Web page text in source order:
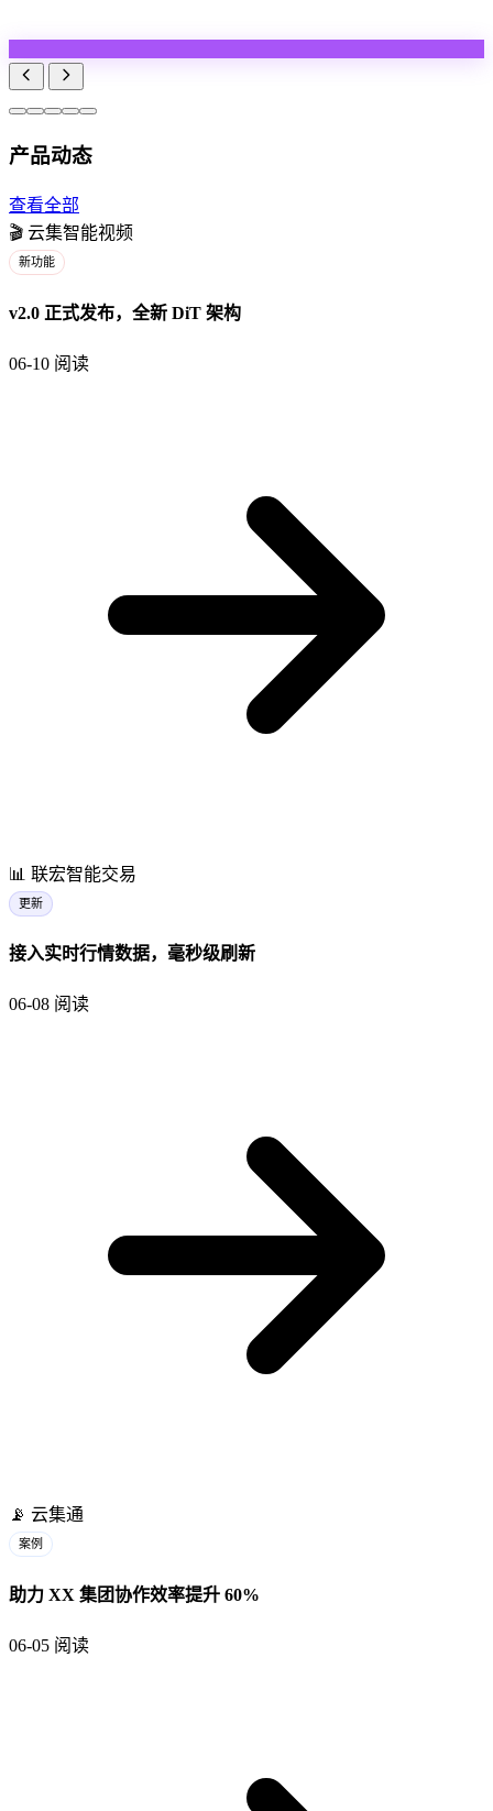
产品动态
查看全部
🎬 云集智能视频
新功能
v2.0 正式发布，全新 DiT 架构
06-10 阅读
📊 联宏智能交易
更新
接入实时行情数据，毫秒级刷新
06-08 阅读
📡 云集通
案例
助力 XX 集团协作效率提升 60%
06-05 阅读